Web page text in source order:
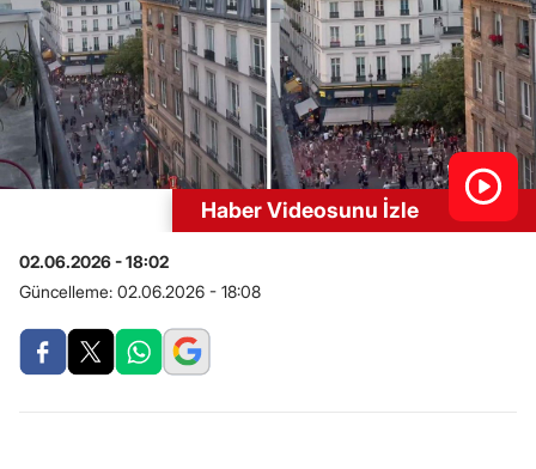
Haber Videosunu İzle
02.06.2026 - 18:02
Güncelleme: 02.06.2026 - 18:08